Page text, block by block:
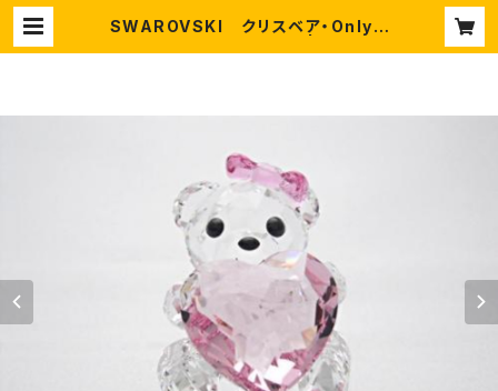
SWAROVSKI クリスベア・Only F